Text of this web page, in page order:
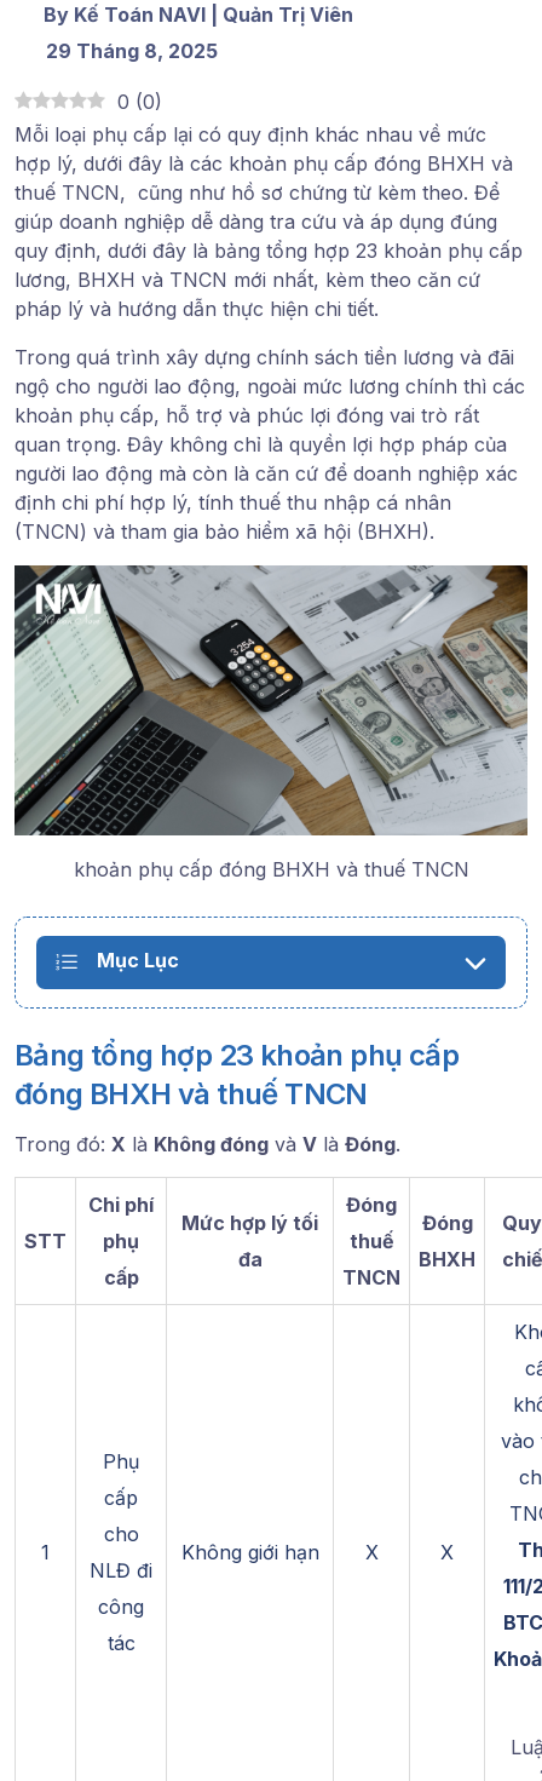
By Kế Toán NAVI | Quản Trị Viên
29 Tháng 8, 2025
0 (0)
Mỗi loại phụ cấp lại có quy định khác nhau về mức
hợp lý, dưới đây là các khoản phụ cấp đóng BHXH và
thuế TNCN, cũng như hồ sơ chứng từ kèm theo. Để
giúp doanh nghiệp dễ dàng tra cứu và áp dụng đúng
quy định, dưới đây là bảng tổng hợp 23 khoản phụ cấp
lương, BHXH và TNCN mới nhất, kèm theo căn cứ
pháp lý và hướng dẫn thực hiện chi tiết.
Trong quá trình xây dựng chính sách tiền lương và đãi
ngộ cho người lao động, ngoài mức lương chính thì các
khoản phụ cấp, hỗ trợ và phúc lợi đóng vai trò rất
quan trọng. Đây không chỉ là quyền lợi hợp pháp của
người lao động mà còn là căn cứ để doanh nghiệp xác
định chi phí hợp lý, tính thuế thu nhập cá nhân
(TNCN) và tham gia bảo hiểm xã hội (BHXH).
khoản phụ cấp đóng BHXH và thuế TNCN
Mục Lục
Bảng tổng hợp 23 khoản phụ cấp
đóng BHXH và thuế TNCN
Trong đó: X là Không đóng và V là Đóng.
STT
Chi phí
phụ
cấp
Mức hợp lý tối
đa
Đóng
thuế
TNCN
Đóng
BHXH
1
Phụ
cấp
cho
NLĐ đi
công
tác
Không giới hạn X X
vào